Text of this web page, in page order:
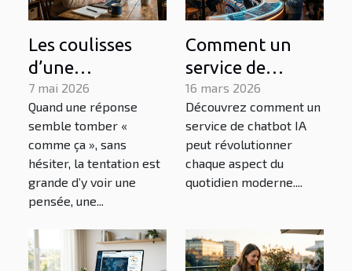
Les coulisses
d’une
conversation : à
quoi pense
vraiment un
chatbot ia ?
7 mai 2026
Quand une réponse
semble tomber «
comme ça », sans
hésiter, la tentation est
grande d’y voir une
pensée, une...
Comment un
service de
chatbot IA peut
transformer
votre quotidien ?
16 mars 2026
Découvrez comment un
service de chatbot IA
peut révolutionner
chaque aspect du
quotidien moderne....